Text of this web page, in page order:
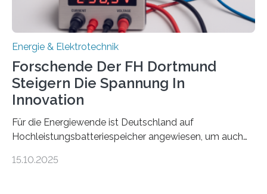
Energie & Elektrotechnik
Forschende Der FH Dortmund
Steigern Die Spannung In
Innovation
Für die Energiewende ist Deutschland auf
Hochleistungsbatteriespeicher angewiesen, um auch
Doch mit der immensen Zahl einzelner Batteriezellen,
15.10.2025